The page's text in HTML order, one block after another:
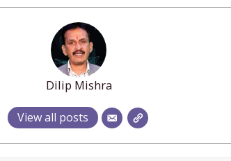
Dilip Mishra
View all posts